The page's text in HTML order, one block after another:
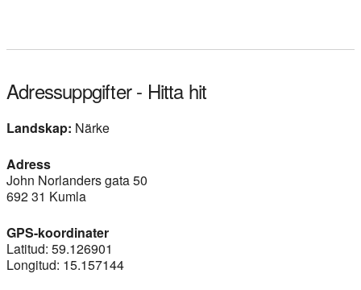
Adressuppgifter - Hitta hit
Landskap: Närke
Adress
John Norlanders gata 50
692 31 Kumla
GPS-koordinater
Latitud: 59.126901
Longitud: 15.157144